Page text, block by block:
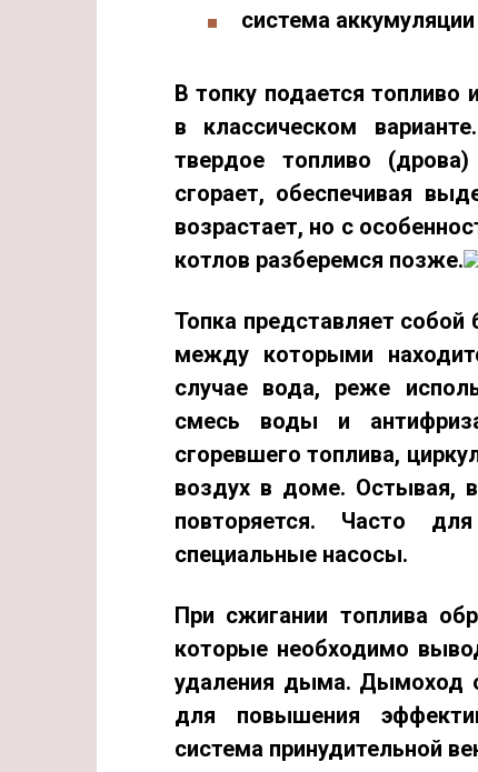
система аккумуляции
Втопку подается топливо
в классическом
твердое топливо
сгорает, обеспечивая
возрастает, но с
котлов разберемся позже.
Топка представляет
между которыми
случае вода, реже
смесь воды и
сгоревшего топлива,
воздух в доме. Остывая,
повторяется. Часто
специальные насосы.
При сжигании топлива
которые необходимо
удаления дыма. Дымоход
для повышения
система принудительной